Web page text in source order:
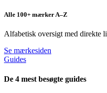
Alle 100+ mærker A–Z
Alfabetisk oversigt med direkte
Se mærkesiden
Guides
De 4 mest besøgte guides